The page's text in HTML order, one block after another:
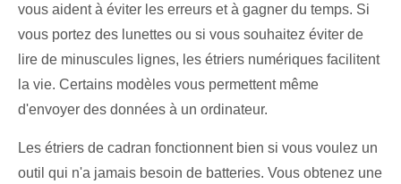
vous aident à éviter les erreurs et à gagner du temps. Si
vous portez des lunettes ou si vous souhaitez éviter de
lire de minuscules lignes, les étriers numériques facilitent
la vie. Certains modèles vous permettent même
d'envoyer des données à un ordinateur.
Les étriers de cadran fonctionnent bien si vous voulez un
outil qui n'a jamais besoin de batteries. Vous obtenez une